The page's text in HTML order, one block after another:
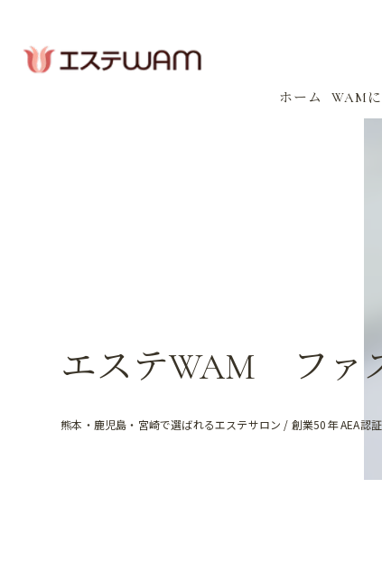
ホーム WAM
エステWAM ファ
熊本・鹿児島・宮崎で選ばれるエステサロン / 創業50年 AEA認証